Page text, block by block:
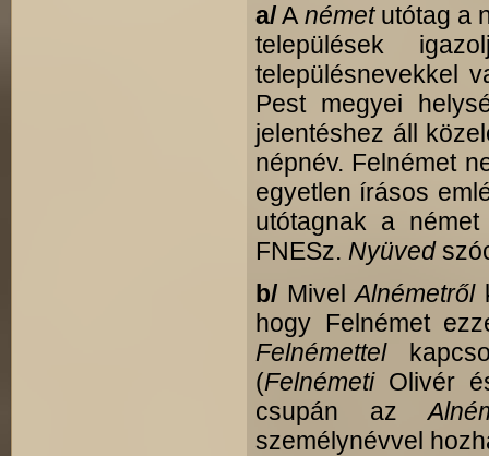
a/A németutótag a
települések
településnevekkel
Pest megyei
jelentéshez áll
népnév. Felnémet
egyetlen írásos
utótagnak a
FNESz. Nyüved
b/ MivelAlnémetről
hogy Felnémet
Felnémettel
(FelnémetiOlivér
csupán az
személynévvel